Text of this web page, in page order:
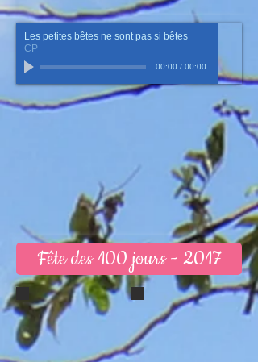
Les petites bêtes ne sont pas si bêtes
CP
00:00 / 00:00
Fête des 100 jours - 2017